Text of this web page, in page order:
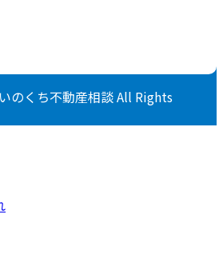
のくち不動産相談 All Rights